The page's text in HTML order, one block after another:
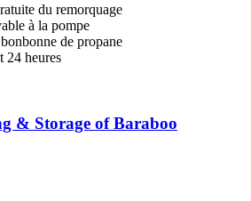
du remorquage
à la pompe
de propane
24 heures
& Storage of Baraboo